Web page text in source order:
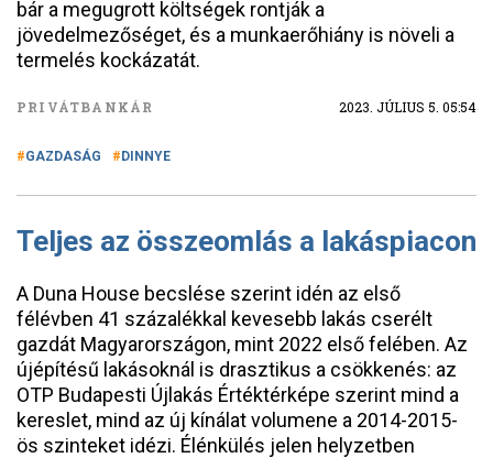
bár a megugrott költségek rontják a
jövedelmezőséget, és a munkaerőhiány is növeli a
termelés kockázatát.
PRIVÁTBANKÁR 2023. JÚLIUS 5. 05:54
GAZDASÁG DINNYE
Teljes az összeomlás a lakáspiacon
A Duna House becslése szerint idén az első
félévben 41 százalékkal kevesebb lakás cserélt
gazdát Magyarországon, mint 2022 első felében. Az
újépítésű lakásoknál is drasztikus a csökkenés: az
OTP Budapesti Újlakás Értéktérképe szerint mind a
kereslet, mind az új kínálat volumene a 2014-2015-
ös szinteket idézi. Élénkülés jelen helyzetben